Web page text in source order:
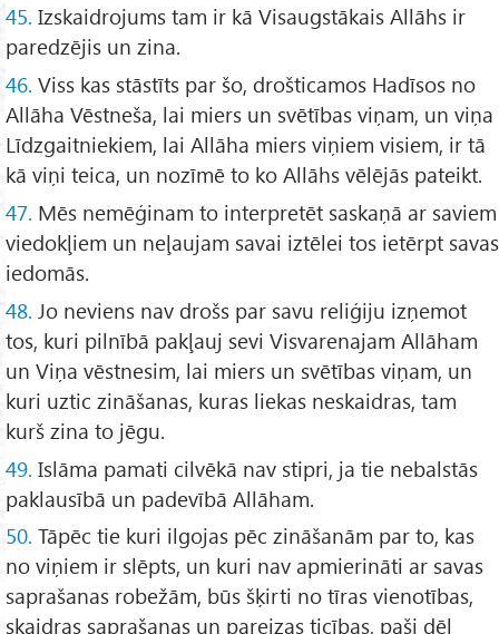
45. Izskaidrojums tam ir kā Visaugstākais Allāhs ir
paredzējis un zina.
46. Viss kas stāstīts par šo, drošticamos Hadīsos no
Allāha Vēstneša, lai miers un svētības viņam, un viņa
Līdzgaitniekiem, lai Allāha miers viņiem visiem, ir tā
kā viņi teica, un nozīmē to ko Allāhs vēlējās pateikt.
47. Mēs nemēģinam to interpretēt saskaņā ar saviem
viedokļiem un neļaujam savai iztēlei tos ietērpt savas
iedomās.
48. Jo neviens nav drošs par savu reliģiju izņemot
tos, kuri pilnībā pakļauj sevi Visvarenajam Allāham
un Viņa vēstnesim, lai miers un svētības viņam, un
kuri uztic zināšanas, kuras liekas neskaidras, tam
kurš zina to jēgu.
49. Islāma pamati cilvēkā nav stipri, ja tie nebalstās
paklausībā un padevībā Allāham.
50. Tāpēc tie kuri ilgojas pēc zināšanām par to, kas
no viņiem ir slēpts, un kuri nav apmierināti ar savas
saprašanas robežām, būs šķirti no tīras vienotības,
skaidras saprašanas un pareizas ticības, paši dēļ